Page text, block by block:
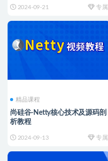
2024-09-21 专属
精品课程
尚硅谷-Netty核心技术及源码剖
析教程
2024-09-13 专属